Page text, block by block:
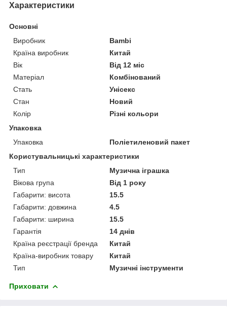
Характеристики
Основні
Виробник
Bambi
Країна виробник
Китай
Вік
Від 12 міс
Матеріал
Комбінований
Стать
Унісекс
Стан
Новий
Колір
Різні кольори
Упаковка
Упаковка
Поліетиленовий пакет
Користувальницькі характеристики
Тип
Музична іграшка
Вікова група
Від 1 року
Габарити: висота
15.5
Габарити: довжина
4.5
Габарити: ширина
15.5
Гарантія
14 днів
Країна реєстрації бренда
Китай
Країна-виробник товару
Китай
Тип
Музичні інструменти
Приховати